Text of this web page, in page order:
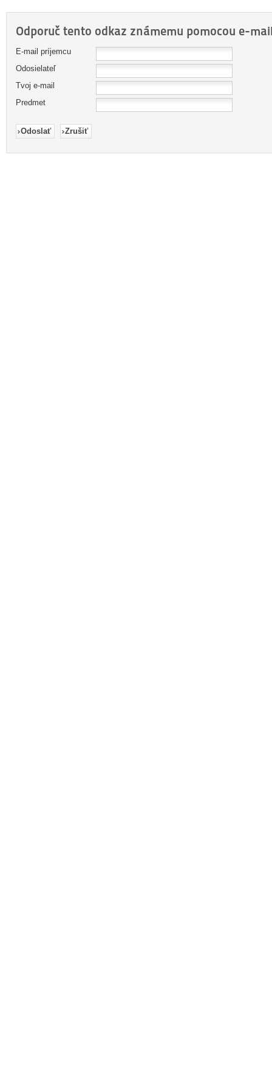
Odporuč tento odkaz známemu pomocou e-
E-mail príjemcu
Odosielateľ
Tvoj e-mail
Predmet
Odoslať Zrušiť